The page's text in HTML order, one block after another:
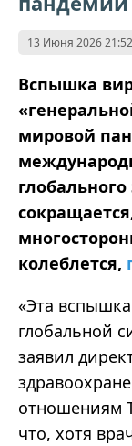
13 Июня 2026 21:52
Вспышка
мировой
колеблется,
«Эта
глобальной
заявил
отношениям
что, хотя